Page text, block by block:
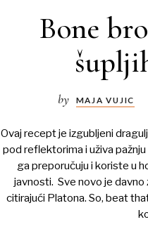
Bone
by MAJA VUJIC
Ovaj recept je izgubljeni
pod reflektorima i uživa
ga preporučuju i koriste u
javnosti. Sve novo je davno
citirajući Platona. So, beat